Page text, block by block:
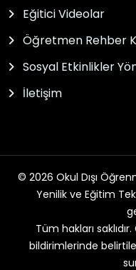
Eğitici Videolar
Öğretmen Rehber
Sosyal Etkinlikler
İletişim
© 2026 Okul Dışı
Yenilik ve Eğitim
Tüm hakları
bildirimlerinde